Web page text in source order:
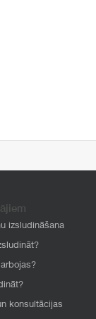
izsludināšana
konsultācijas